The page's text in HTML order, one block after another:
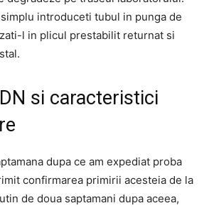
introduceti tubul in punga de
l in plicul prestabilit returnat si
si caracteristici
dupa ce am expediat proba
confirmarea primirii acesteia de la
de doua saptamani dupa aceea,